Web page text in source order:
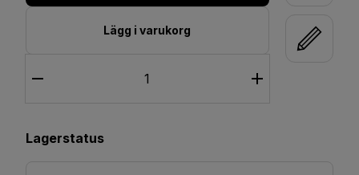
Lägg i varukorg
Lagerstatus